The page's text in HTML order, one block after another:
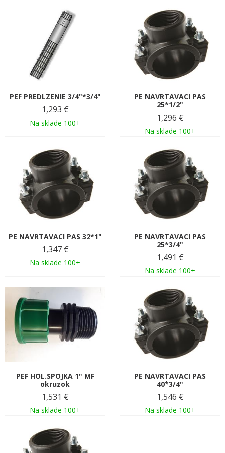
PEF PREDLZENIE 3/4"*3/4"
1,293 €
Na sklade 100+
PE NAVRTAVACI PAS
25*1/2"
1,296 €
Na sklade 100+
PE NAVRTAVACI PAS 32*1"
1,347 €
Na sklade 100+
PE NAVRTAVACI PAS
25*3/4"
1,491 €
Na sklade 100+
PEF HOL.SPOJKA 1" MF
okruzok
1,531 €
Na sklade 100+
PE NAVRTAVACI PAS
40*3/4"
1,546 €
Na sklade 100+